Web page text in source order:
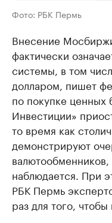
Фото: РБК Пермь
Внесение
фактически
системы, в том
долларом, пишет
по покупке ценных
Инвестиции»
то время как
демонстрируют
наблюдается. При
РБК Пермь
раз для того,